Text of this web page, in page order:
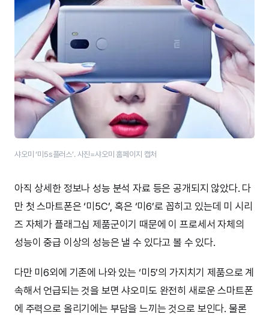
샤오미 ‘미5s플러스’. 사진=샤오미 홈페이지 캡처
아직 상세한 정보나 성능 분석 자료 등은 공개되지 않았다. 다
만 첫 스마트폰은 ‘미5C’, 혹은 ‘미6’로 꼽히고 있는데 미 시리
즈 자체가 플래그십 제품군이기 때문에 이 프로세서 자체의
성능이 중급 이상의 성능은 낼 수 있다고 볼 수 있다.
다만 미6외에 기존에 나와 있는 ‘미5’의 가지치기 제품으로 계
속해서 언급되는 것을 보면 샤오미도 완전히 새로운 스마트폰
에 주력으로 올리기에는 부담을 느끼는 것으로 보인다. 물론